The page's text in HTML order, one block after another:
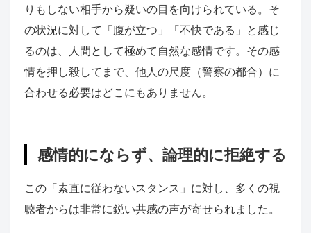
りもしない相手から疑いの目を向けられている。そ
の状況に対して「腹が立つ」「不快である」と感じ
るのは、人間として極めて自然な感情です。その感
情を押し殺してまで、他人の尺度（警察の都合）に
合わせる必要はどこにもありません。
感情的にならず、論理的に拒絶する
この「素直に従わないスタンス」に対し、多くの視
聴者からは非常に鋭い共感の声が寄せられました。